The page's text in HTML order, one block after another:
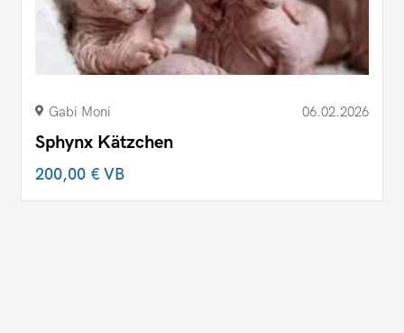
Gabi Moni 06.02.2026
Sphynx Kätzchen
200,00 €VB